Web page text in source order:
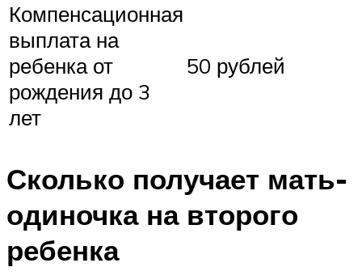
Компенсационная
выплата на
ребенка от
рождения до 3
лет
50 рублей
Сколько получает мать-
одиночка на второго
ребенка